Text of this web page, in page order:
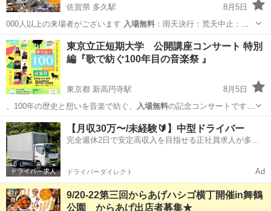
佐賀県 多久駅
8月5日
000人以上の来場者がございます 入場無料：雨天決行：荒天中止：無
料駐車場あり…
佐賀 多久市 多久駅 フリーマーケット 蚤の市
東京立正短期大学 公開講座コンサート 特別
編『歌で紡ぐ100年目の音楽祭 』
東京都 新高円寺駅
8月5日
、100年の歴史と想いを音楽で紡ぐ、
入場無料の記念コンサートです。
杉並区…
東京 杉並区 新高円寺駅 コンサート/ショー 音楽祭
【月収30万〜/未経験🔰】中型ドライバー
完全週休2日で安定高収入を目指せる正社員求人が多
ドライバーダイレクト Ad
9/20-22第三回からあげハシゴ横丁開催in舞鶴
公園 からあげ出店者募集★